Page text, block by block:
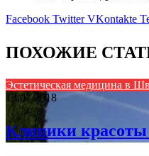
Facebook Twitter VKontakte
ПОХОЖИЕ
Эстетическая медицина в
13.07.2018
Клиники